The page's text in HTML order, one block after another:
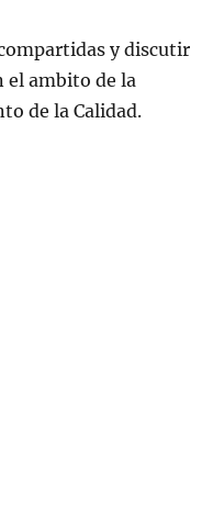
y discutir
el ambito de la
de la Calidad.